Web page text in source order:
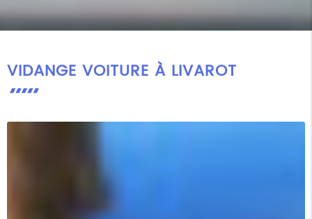
VIDANGE VOITURE À LIVAROT